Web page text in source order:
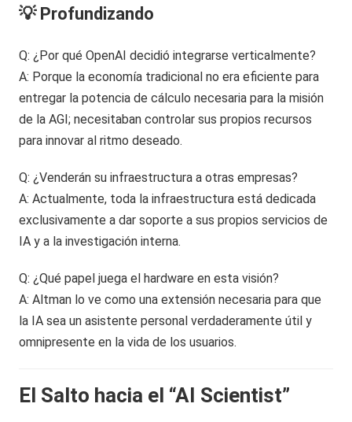
💡 Profundizando
Q: ¿Por qué OpenAI decidió integrarse verticalmente?
A: Porque la economía tradicional no era eficiente para
entregar la potencia de cálculo necesaria para la misión
de la AGI; necesitaban controlar sus propios recursos
para innovar al ritmo deseado.
Q: ¿Venderán su infraestructura a otras empresas?
A: Actualmente, toda la infraestructura está dedicada
exclusivamente a dar soporte a sus propios servicios de
IA y a la investigación interna.
Q: ¿Qué papel juega el hardware en esta visión?
A: Altman lo ve como una extensión necesaria para que
la IA sea un asistente personal verdaderamente útil y
omnipresente en la vida de los usuarios.
El Salto hacia el “AI Scientist”